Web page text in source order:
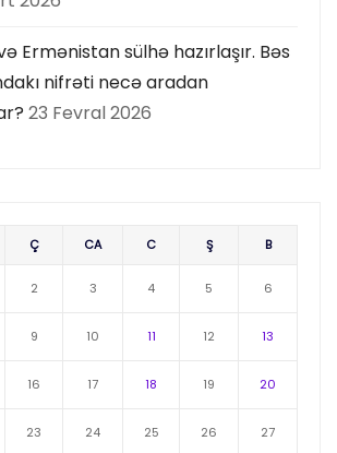
Ermənistan sülhə hazırlaşır. Bəs
nifrəti necə aradan
23 Fevral 2026
Ç CA C Ş B
2 3 4 5 6
9 10 11 12 13
16 17 18 19 20
23 24 25 26 27